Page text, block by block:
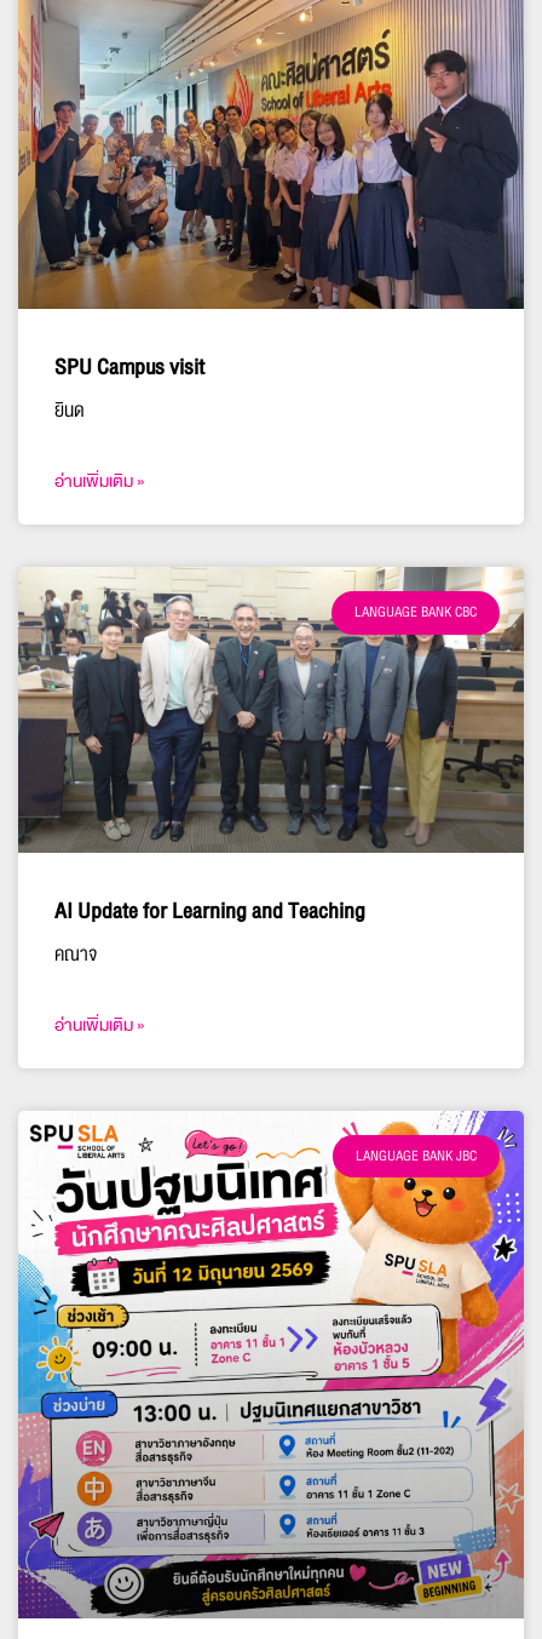
SPU Campus visit
ยินด
อ่านเพิ่มเติม »
LANGUAGE BANK CBC
AI Update for Learning and Teaching
คณาจ
อ่านเพิ่มเติม »
LANGUAGE BANK JBC